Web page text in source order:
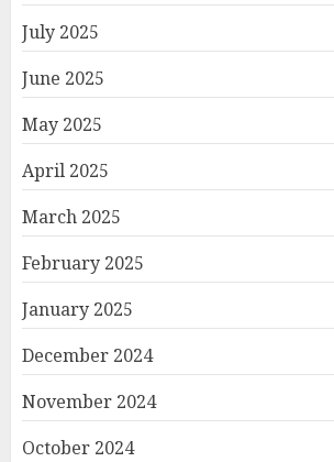
July 2025
June 2025
May 2025
April 2025
March 2025
February 2025
January 2025
December 2024
November 2024
October 2024